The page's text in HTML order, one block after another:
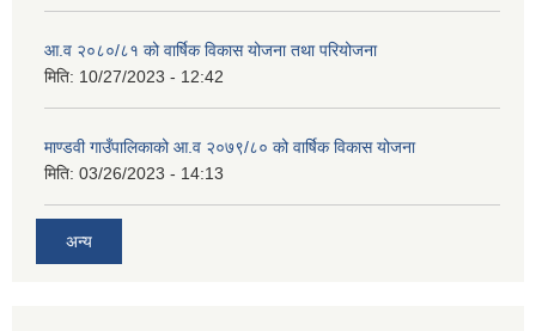
आ.व २०८०/८१ को वार्षिक विकास योजना तथा परियोजना
मिति: 10/27/2023 - 12:42
माण्डवी गाउँपालिकाको आ.व २०७९/८० को वार्षिक विकास योजना
मिति: 03/26/2023 - 14:13
अन्य